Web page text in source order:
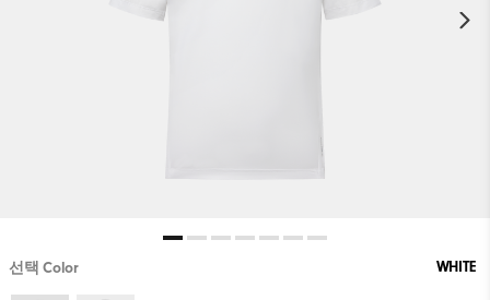
선택 Color WHITE